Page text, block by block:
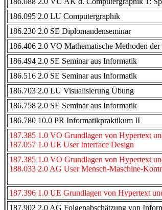
186.095 2.0 LU Computergraphik
186.230 2.0 SE Diplomandenseminar
186.406 2.0 VO Mathematische Methoden
186.494 2.0 SE Seminar aus Informatik
186.516 2.0 SE Seminar aus Informatik
186.703 2.0 LU Visualisierung Übung
186.758 2.0 SE Seminar aus Informatik
186.780 10.0 PR Informatikpraktikum II
187.385 1.0 VO Grundlagen von Hypertext
187.057 1.0 UE User Interface Design
187.385 1.0 VO Grundlagen von Hypertext
188.033 2.0 AG User Mensch-Maschine-
187.396 1.0 UE Grundlagen von Hypertext
187.902 2.0 AG Folgenabschätzung von